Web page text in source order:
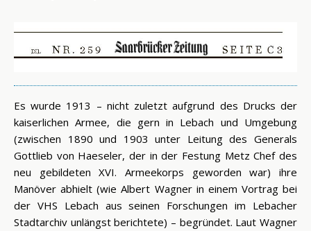
Es wurde 1913 – nicht zuletzt aufgrund des Drucks der
kaiserlichen Armee, die gern in Lebach und Umgebung
(zwischen 1890 und 1903 unter Leitung des Generals
Gottlieb von Haeseler, der in der Festung Metz Chef des
neu gebildeten XVI. Armeekorps geworden war) ihre
Manöver abhielt (wie Albert Wagner in einem Vortrag bei
der VHS Lebach aus seinen Forschungen im Lebacher
Stadtarchiv unlängst berichtete) – begründet. Laut Wagner